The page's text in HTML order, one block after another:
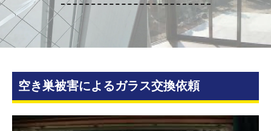
空き巣被害によるガラス交換依頼